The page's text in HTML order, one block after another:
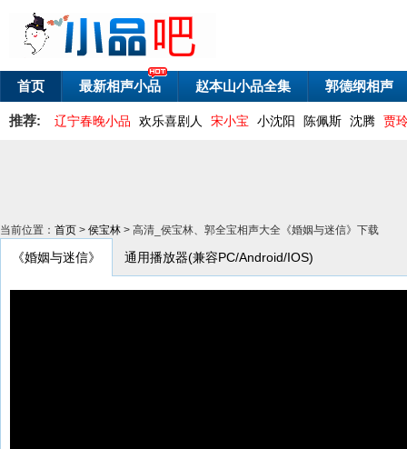
首页 最新相声小品 赵本山小品全集 郭德纲相声
推荐: 辽宁春晚小品 欢乐喜剧人 宋小宝 小沈阳 陈佩斯 沈腾 贾
当前位置： 首页 > 侯宝林 > 高清_侯宝林、郭全宝相声大全《婚姻与迷信》下载
《婚姻与迷信》 通用播放器(兼容PC/Android/IOS)